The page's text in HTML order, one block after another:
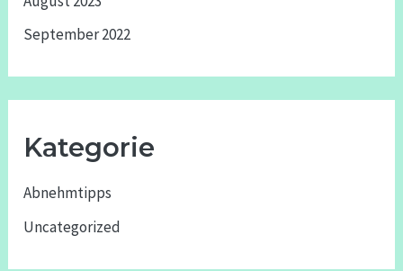
September 2022
Kategorie
Abnehmtipps
Uncategorized